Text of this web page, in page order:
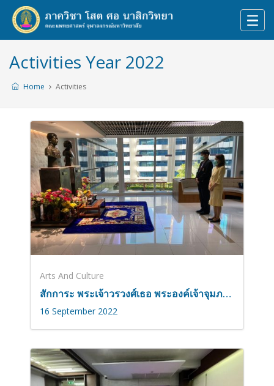
Activities Year 2022
Home Activities
Arts And Culture
สักการะ พระเจ้าวรวงศ์เธอ พระองค์เจ้าจุมภฏพงษ์บริพัตร
16 September 2022